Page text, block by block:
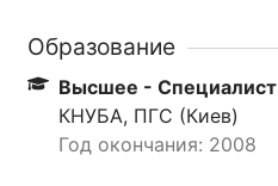
Образование
Высшее - Специалист
КНУБА, ПГС (Киев)
Год окончания: 2008